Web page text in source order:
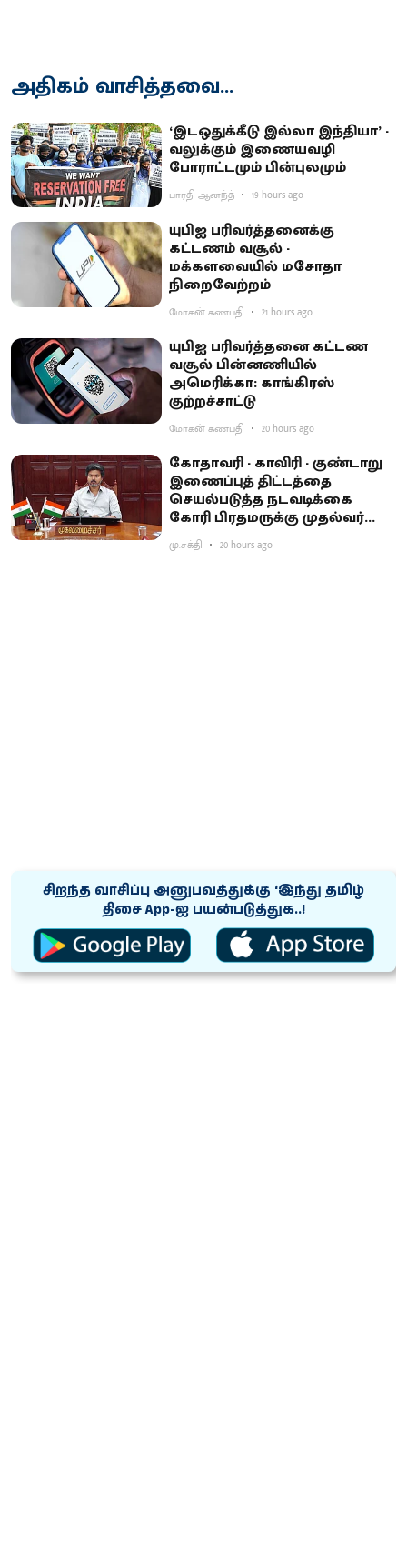
அதிகம் வாசித்தவை...
‘இடஒதுக்கீடு இல்லா இந்தியா’ -
வலுக்கும் இணையவழி
போராட்டமும் பின்புலமும்
பாரதி ஆனந்த் 19 hours ago
யுபிஐ பரிவர்த்தனைக்கு
கட்டணம் வசூல் -
மக்களவையில் மசோதா
நிறைவேற்றம்
மோகன் கணபதி 21 hours ago
யுபிஐ பரிவர்த்தனை கட்டண
வசூல் பின்னணியில்
அமெரிக்கா: காங்கிரஸ்
குற்றச்சாட்டு
மோகன் கணபதி 20 hours ago
கோதாவரி - காவிரி - குண்டாறு
இணைப்புத் திட்டத்தை
செயல்படுத்த நடவடிக்கை
கோரி பிரதமருக்கு முதல்வர்
விஜய் கடிதம்
மு.சக்தி 20 hours ago
சிறந்த வாசிப்பு அனுபவத்துக்கு ‘இந்து தமிழ்
திசை App-ஐ பயன்படுத்துக..!